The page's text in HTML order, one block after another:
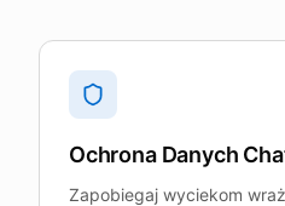
Ochrona Danych
Zapobiegaj wyciekom